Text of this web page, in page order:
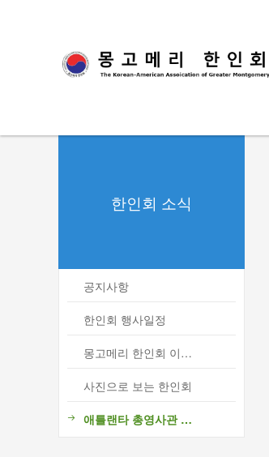
한인회 소식
공지사항
한인회 행사일정
몽고메리 한인회 이모저모
사진으로 보는 한인회
애틀랜타 총영사관 소식
- 애틀랜타 총영사관 소식
한인회 커뮤니티
한인 회원&협찬사
Sketchbook5, 스케치북5
Sketchbook5, 스케치북5